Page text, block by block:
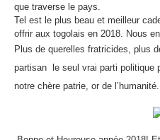
que traverse le pays.
Tel est le plus beau et meilleur
offrir aux togolais en 2018. Nous
Plus de querelles fratricides, plus
partisan le seul vrai parti politique
notre chère patrie, or de l’humanité.